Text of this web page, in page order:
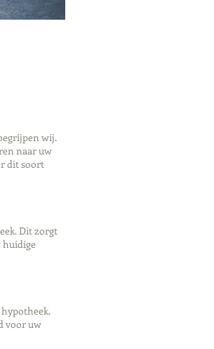
wij.
naar uw
dit soort
Dit zorgt
huidige
voor uw